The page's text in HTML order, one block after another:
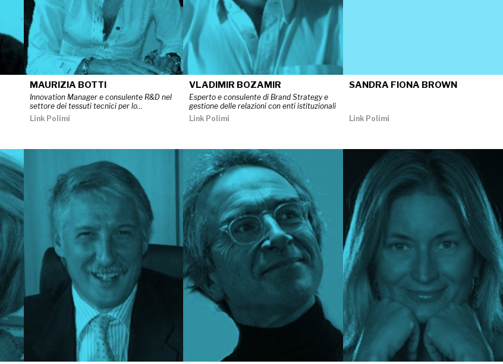
MAURIZIA BOTTI
Innovation Manager e consulente R&D nel
settore dei tessuti tecnici per lo…
Link Polimi
VLADIMIR BOZAMIR
Esperto e consulente di Brand Strategy e
gestione delle relazioni con enti istituzionali
Link Polimi
SANDRA FIONA BROWN
Link Polimi